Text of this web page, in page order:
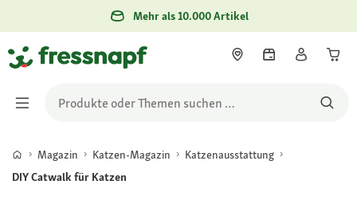
Mehr als 10.000 Artikel
Magazin Katzen-Magazin
Katzenausstattung
DIY Catwalk für Katzen